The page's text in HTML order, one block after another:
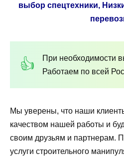
выбор спецтехники,
При необходимости
Работаем по всей
Мы уверены, что наши
качеством нашей работы и
своим друзьям и партнерам.
услуги строительного